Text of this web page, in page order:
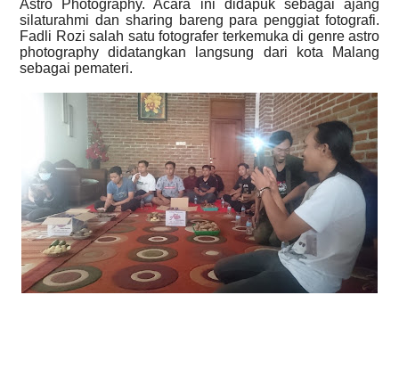
Astro Photography. Acara ini didapuk sebagai ajang
silaturahmi dan sharing bareng para penggiat fotografi.
Fadli Rozi salah satu fotografer terkemuka di genre astro
photography didatangkan langsung dari kota Malang
sebagai pemateri.